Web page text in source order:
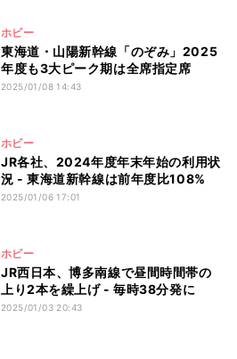
ホビー
東海道・山陽新幹線「のぞみ」2025
年度も3大ピーク期は全席指定席
2025/01/08 14:43
ホビー
JR各社、2024年度年末年始の利用状
況 - 東海道新幹線は前年度比108%
2025/01/06 17:01
ホビー
JR西日本、博多南線で昼間時間帯の
上り2本を繰上げ - 毎時38分発に
2025/01/03 20:43